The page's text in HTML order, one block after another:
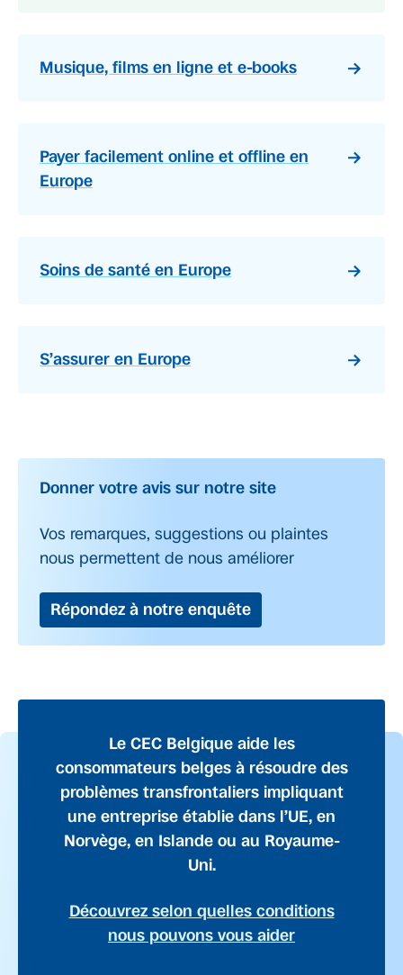
Musique, films en ligne et e-books
Payer facilement online et offline en
Europe
Soins de santé en Europe
S’assurer en Europe
Donner votre avis sur notre site
Vos remarques, suggestions ou plaintes
nous permettent de nous améliorer
Répondez à notre enquête
Le CEC Belgique aide les
consommateurs belges à résoudre des
problèmes transfrontaliers impliquant
une entreprise établie dans l’UE, en
Norvège, en Islande ou au Royaume-
Uni.
Découvrez selon quelles conditions
nous pouvons vous aider